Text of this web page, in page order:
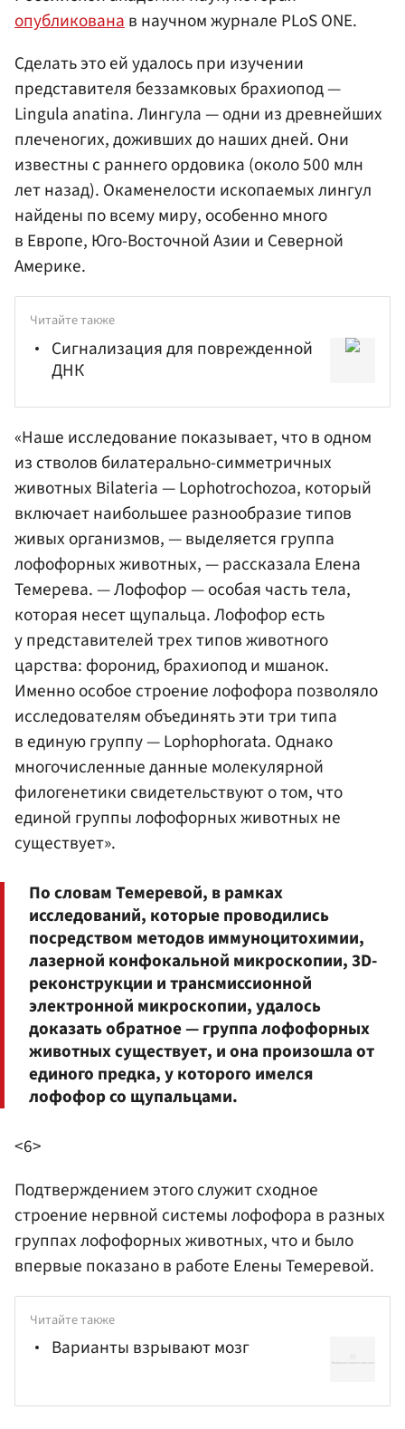
опубликованав научном журнале PLoS ONE.
Сделать это ей удалось при изучении
представителя беззамковых брахиопод —
Lingula anatina. Лингула — одни из древнейших
плеченогих, доживших до наших дней. Они
известны с раннего ордовика (около 500 млн
лет назад). Окаменелости ископаемых лингул
найдены по всему миру, особенно много
в Европе, Юго-Восточной Азии и Северной
Америке.
Читайте также
Сигнализация для поврежденной
ДНК
«Наше исследование показывает, что в одном
из стволов билатерально-симметричных
животных Bilateria — Lophotrochozoa, который
включает наибольшее разнообразие типов
живых организмов, — выделяется группа
лофофорных животных, — рассказала Елена
Темерева. — Лофофор — особая часть тела,
которая несет щупальца. Лофофор есть
у представителей трех типов животного
царства: форонид, брахиопод и мшанок.
Именно особое строение лофофора позволяло
исследователям объединять эти три типа
в единую группу — Lophophorata. Однако
многочисленные данные молекулярной
филогенетики свидетельствуют о том, что
единой группы лофофорных животных не
существует».
По словам Темеревой, в рамках
исследований, которые проводились
посредством методов иммуноцитохимии,
лазерной конфокальной микроскопии, 3D-
реконструкции и трансмиссионной
электронной микроскопии, удалось
доказать обратное — группа лофофорных
животных существует, и она произошла от
единого предка, у которого имелся
лофофор со щупальцами.
<6>
Подтверждением этого служит сходное
строение нервной системы лофофора в разных
группах лофофорных животных, что и было
впервые показано в работе Елены Темеревой.
Читайте также
Варианты взрывают мозг